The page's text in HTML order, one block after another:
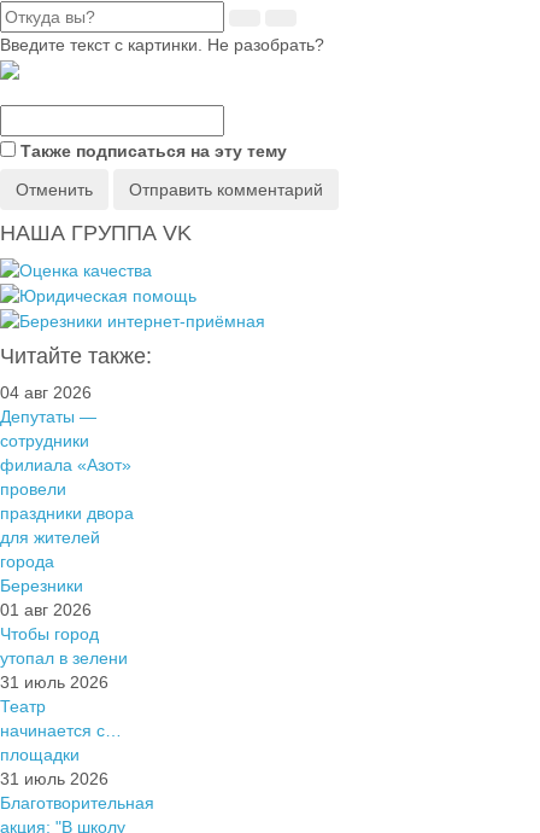
Введите текст с картинки. Не разобрать?
Также подписаться на эту тему
Отменить
Отправить комментарий
НАША ГРУППА VK
Читайте также:
04 авг 2026
Депутаты —
сотрудники
филиала «Азот»
провели
праздники двора
для жителей
города
Березники
01 авг 2026
Чтобы город
утопал в зелени
31 июль 2026
Театр
начинается с…
площадки
31 июль 2026
Благотворительная
акция: "В школу